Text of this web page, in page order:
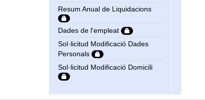
Resum Anual de Liquidacions
Dades de l'empleat
Sol·licitud Modificació Dades
Personals
Sol·licitud Modificació Domicili